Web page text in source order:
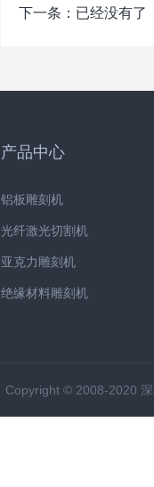
下一条：已经没有了
产品中心
铝板雕刻机
光纤激光切割机
亚克力雕刻机
绝缘材料雕刻机
Copyright © 2008-2020